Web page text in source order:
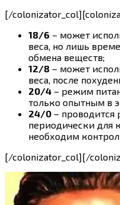
[/
18/6 – может
веса, но лишь
обмена веществ;
12/8 – может
веса, после
20/4 – режим
только опытным в
24/0 – проводится
периодически для
необходим
[/colonizator_col][/